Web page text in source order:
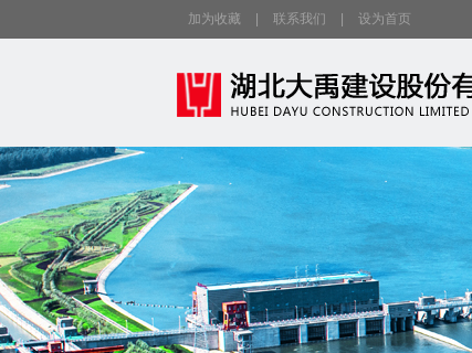
加为收藏 联系我们 设为首页